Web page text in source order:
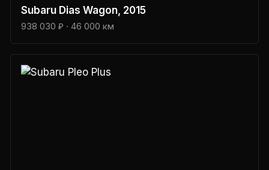
Subaru Dias Wagon , 2015
938 030 ₽ · 46 000 км